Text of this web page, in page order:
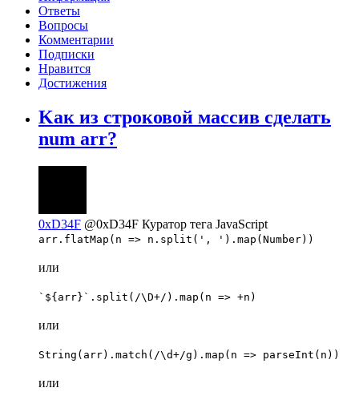
Ответы
Вопросы
Комментарии
Подписки
Нравится
Достижения
Kак из строковой массив сделать
num arr?
0xD34F @0xD34F Куратор тега JavaScript
arr.flatMap(n => n.split(', ').map(Number))
или
`${arr}`.split(/\D+/).map(n => +n)
или
String(arr).match(/\d+/g).map(n => parseInt(n))
или